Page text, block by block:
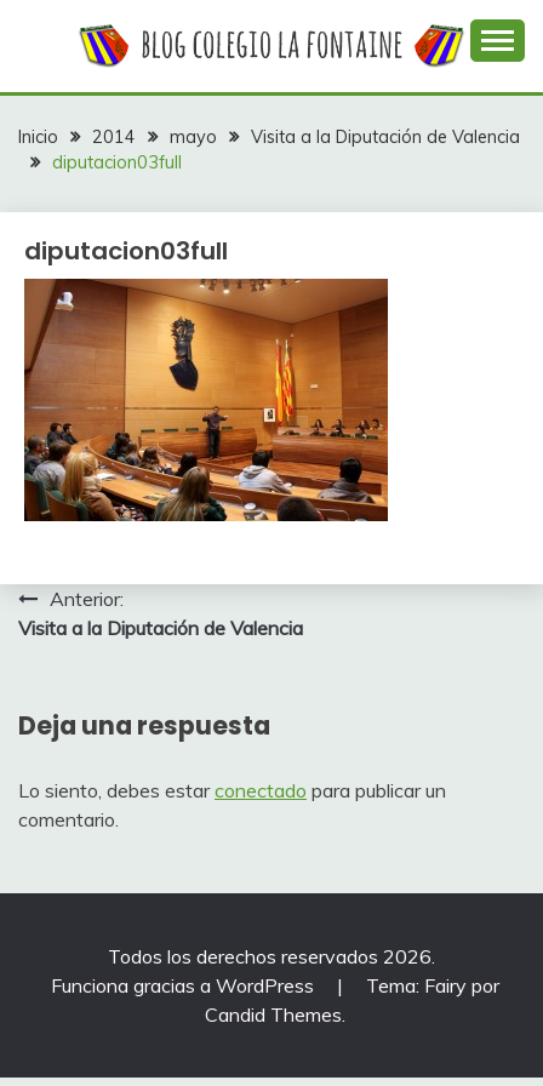
COLEGIO LA
FONTAINE
colegio La Fontaine
Inicio 2014 mayo
Visita a la Diputación de Valencia
diputacion03full
diputacion03full
Navegación
de
Anterior:
Visita a la Diputación de Valencia
Deja una respuesta
Lo siento, debes estarconectado para publicar un
comentario.
Todos los derechos reservados 2026.
Funciona gracias a WordPress
|
Tema: Fairy por
Candid Themes